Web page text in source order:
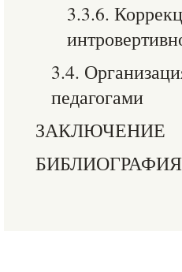
3.3.6.
3.4.
педагогами
ЗАКЛЮЧЕНИЕ
БИБЛИОГРАФИЯ